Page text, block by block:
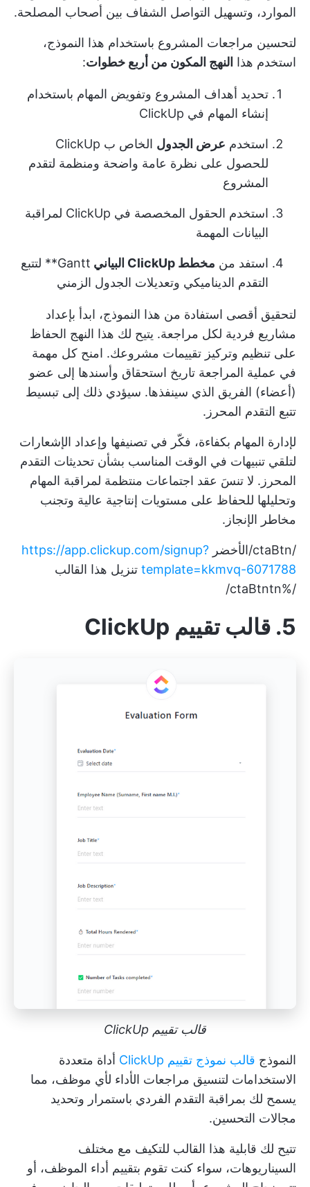
الموارد، وتسهيل التواصل الشفاف بين أصحاب المصلحة.
لتحسين مراجعات المشروع باستخدام هذا النموذج،
استخدم هذا النهج المكون من أربع خطوات:
تحديد أهداف المشروع وتفويض المهام باستخدام
إنشاء المهام في ClickUp
استخدم عرض الجدول
الخاص ب ClickUp
للحصول على نظرة عامة واضحة ومنظمة لتقدم
المشروع
استخدم الحقول المخصصة في ClickUp لمراقبة
البيانات المهمة
استفد من مخطط ClickUp البياني
Gantt** لتتبع
التقدم الديناميكي وتعديلات الجدول الزمني
لتحقيق أقصى استفادة من هذا النموذج، ابدأ بإعداد
مشاريع فردية لكل مراجعة. يتيح لك هذا النهج الحفاظ
على تنظيم وتركيز تقييمات مشروعك. امنح كل مهمة
في عملية المراجعة تاريخ استحقاق وأسندها إلى عضو
(أعضاء) الفريق الذي سينفذها. سيؤدي ذلك إلى تبسيط
تتبع التقدم المحرز.
لإدارة المهام بكفاءة، فكّر في تصنيفها وإعداد الإشعارات
لتلقي تنبيهات في الوقت المناسب بشأن تحديثات التقدم
المحرز. لا تنسَ عقد اجتماعات منتظمة لمراقبة المهام
وتحليلها للحفاظ على مستويات إنتاجية عالية وتجنب
مخاطر الإنجاز.
/ctaBtn/الأخضر
https://app.clickup.com/signup?
template=kkmvq-6071788 تنزيل هذا القالب
/%ctaBtntn/
5. قالب تقييم ClickUp
قالب تقييم ClickUp
النموذج قالب نموذج تقييم ClickUp
أداة متعددة
الاستخدامات لتنسيق مراجعات الأداء لأي موظف، مما
يسمح لك بمراقبة التقدم الفردي باستمرار وتحديد
مجالات التحسين.
تتيح لك قابلية هذا القالب للتكيف مع مختلف
السيناريوهات، سواء كنت تقوم بتقييم أداء الموظف، أو